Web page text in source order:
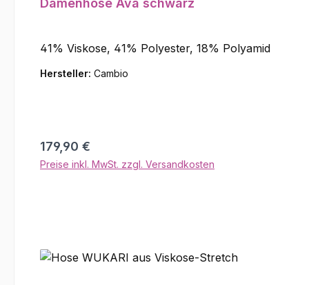
Damenhose Ava schwarz
41% Viskose, 41% Polyester, 18% Polyamid
Hersteller: Cambio
Regulärer Preis:
179,90 €
Preise inkl. MwSt. zzgl. Versandkosten